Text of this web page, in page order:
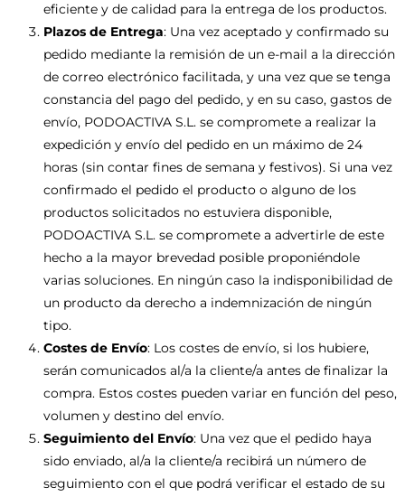
eficiente y de calidad para la entrega de los productos.
Plazos de Entrega: Una vez aceptado y confirmado su
pedido mediante la remisión de un e-mail a la dirección
de correo electrónico facilitada, y una vez que se tenga
constancia del pago del pedido, y en su caso, gastos de
envío, PODOACTIVA S.L. se compromete a realizar la
expedición y envío del pedido en un máximo de 24
horas (sin contar fines de semana y festivos). Si una vez
confirmado el pedido el producto o alguno de los
productos solicitados no estuviera disponible,
PODOACTIVA S.L. se compromete a advertirle de este
hecho a la mayor brevedad posible proponiéndole
varias soluciones. En ningún caso la indisponibilidad de
un producto da derecho a indemnización de ningún
tipo.
Costes de Envío: Los costes de envío, si los hubiere,
serán comunicados al/a la cliente/a antes de finalizar la
compra. Estos costes pueden variar en función del peso,
volumen y destino del envío.
Seguimiento del Envío: Una vez que el pedido haya
sido enviado, al/a la cliente/a recibirá un número de
seguimiento con el que podrá verificar el estado de su